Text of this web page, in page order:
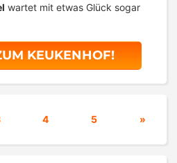
wartet mit etwas Glück sogar
KEUKENHOF!
4 5 »